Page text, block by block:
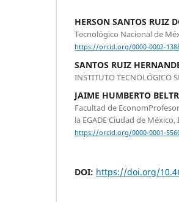
HERSON SANTOS RUIZ
Tecnológico Nacional de
https://orcid.org/0000-0002-
SANTOS RUIZ
INSTITUTO TECNOLÓGICO
JAIME HUMBERTO
Facultad de
la EGADE Ciudad de México,
https://orcid.org/0000-0001-
DOI: https://doi.org/